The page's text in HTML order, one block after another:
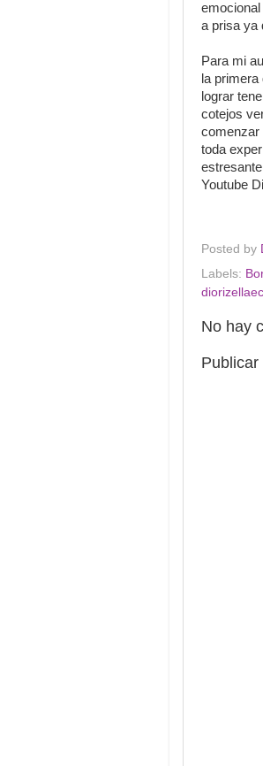
a prisa ya
Para mi
la
lograr
cotejos
comenzar
toda
Youtube
Posted by
Labels:
diorizellaec
No hay